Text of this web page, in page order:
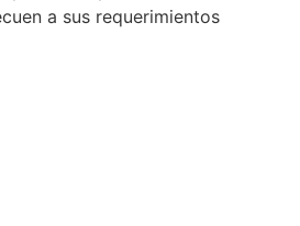
a sus requerimientos